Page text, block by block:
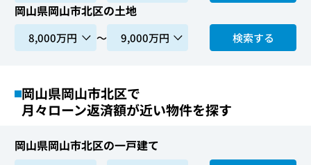
岡山県岡山市北区の土地
〜 検索する
岡山県岡山市北区で
月々ローン返済額が近い物件を探す
岡山県岡山市北区の一戸建て